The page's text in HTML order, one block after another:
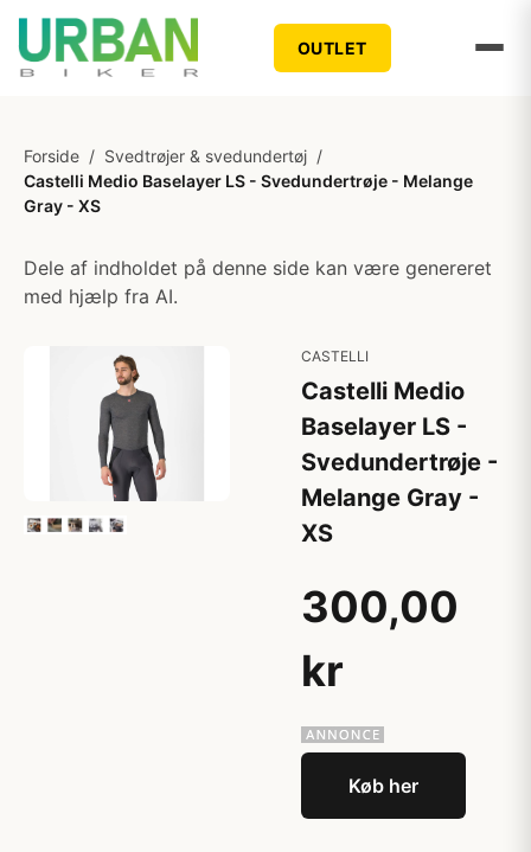
OUTLET
Forside / Svedtrøjer & svedundertøj /
Castelli Medio Baselayer LS - Svedundertrøje - Melange
Gray - XS
Dele af indholdet på denne side kan være genereret
med hjælp fra AI.
CASTELLI
Castelli Medio
Baselayer LS -
Svedundertrøje -
Melange Gray -
XS
300,00
kr
Køb her